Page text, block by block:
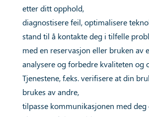
etter ditt opphold,
diagnostisere feil, optimalisere
stand til å kontakte deg i tilfelle
med en reservasjon eller bruken av
analysere og forbedre kvaliteten og
Tjenestene, f.eks. verifisere at din
brukes av andre,
tilpasse kommunikasjonen med deg